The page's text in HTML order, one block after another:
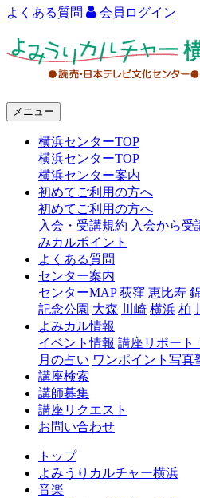
よくある質問 会員ログイン
メニュー
横浜センターTOP
横浜センターTOP
横浜センター案内
初めてご利用の方へ
初めてご利用の方へ
入会・受講規約 入会から受
みカルポイント
よくある質問
センター案内
センターMAP 荻窪 恵比寿
記念公園 大森 川崎 横浜 柏
よみカル情報
イベント情報 講座リポート
月の占い ワンポイント写真
講座検索
講師募集
講座リクエスト
お問い合わせ
トップ
よみうりカルチャー横浜
音楽